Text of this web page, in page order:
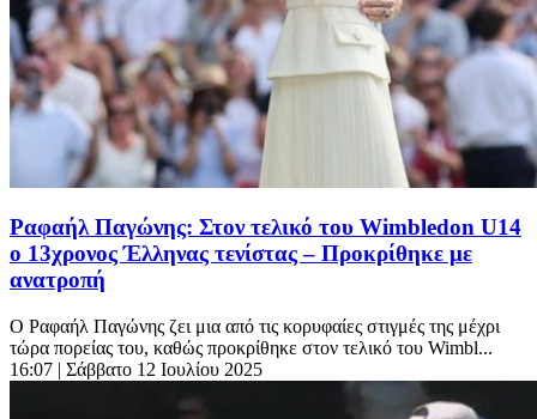
Ραφαήλ Παγώνης: Στον τελικό του Wimbledon U14
ο 13χρονος Έλληνας τενίστας – Προκρίθηκε με
ανατροπή
Ο Ραφαήλ Παγώνης ζει μια από τις κορυφαίες στιγμές της μέχρι
τώρα πορείας του, καθώς προκρίθηκε στον τελικό του Wimbl...
16:07 | Σάββατο 12 Ιουλίου 2025